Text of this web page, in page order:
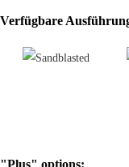
Der Glasstein 1919/16
erhältlich (Vollsicht,
Verfügbare
"Plus" options: